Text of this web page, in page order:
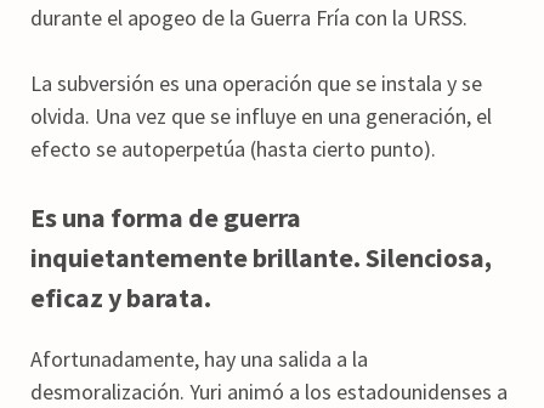
durante el apogeo de la Guerra Fría con la URSS.
La subversión es una operación que se instala y se
olvida. Una vez que se influye en una generación, el
efecto se autoperpetúa (hasta cierto punto).
Es una forma de guerra
inquietantemente brillante. Silenciosa,
eficaz y barata.
Afortunadamente, hay una salida a la
desmoralización. Yuri animó a los estadounidenses a